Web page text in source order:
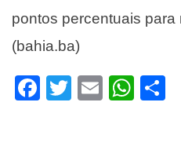
pontos percentuais
(bahia.ba)
Facebook
Twitter
Email